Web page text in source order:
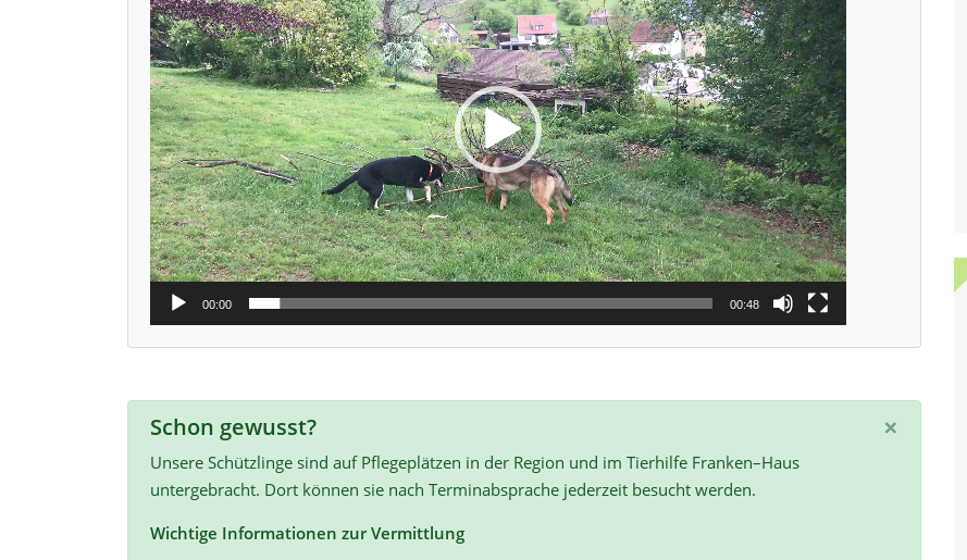
00:00 00:48
×
Schon gewusst?
Unsere Schützlinge sind auf Pflegeplätzen in der Region und im Tierhilfe Franken–Haus
untergebracht. Dort können sie nach Terminabsprache jederzeit besucht werden.
Wichtige Informationen zur Vermittlung